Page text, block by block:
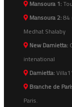
Mansoura 1:
Mansoura 2:84
Medhat Shalaby
New Damietta:
intenational
Damietta:
Branche de
Paris.